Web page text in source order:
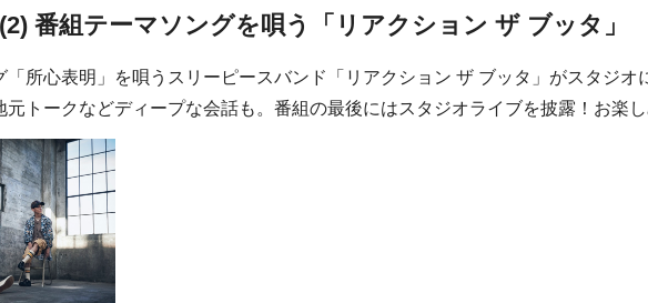
番組テーマソングを唄う「リアクション ザ ブッタ」
「所心表明」を唄うスリーピースバンド「リアクション ザ ブッタ」がスタジオ
元トークなどディープな会話も。番組の最後にはスタジオライブを披露！お楽し